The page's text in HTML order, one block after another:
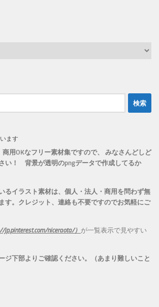
ます
用OKなフリー素材集ですので、 みなさんどしど
い！ 背景が透明のpngデータで作成してるか
るイラスト素材は、個人・法人・商用を問わず無
す。 クレジット、連絡も不要ですのでお気軽にご
niceraota/） が一覧表示で見やすい
ジ下部よりご確認ください。（あまり難しいこと